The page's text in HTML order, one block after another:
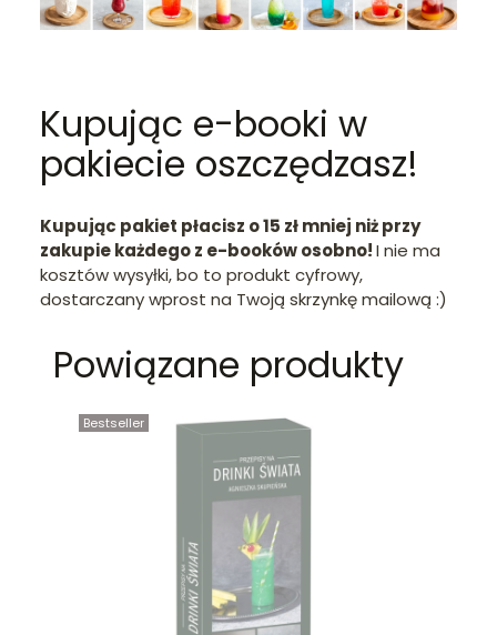
Kupując e-booki w
pakiecie oszczędzasz!
Kupując pakiet płacisz o 15 zł mniej niż przy
zakupie każdego z e-booków osobno!I nie ma
kosztów wysyłki, bo to produkt cyfrowy,
dostarczany wprost na Twoją skrzynkę mailową :)
Powiązane produkty
Bestseller